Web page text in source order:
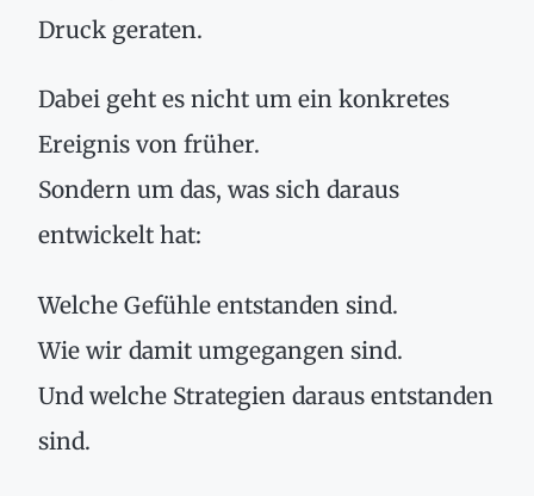
Druck geraten.
Dabei geht es nicht um ein konkretes
Ereignis von früher.
Sondern um das, was sich daraus
entwickelt hat:
Welche Gefühle entstanden sind.
Wie wir damit umgegangen sind.
Und welche Strategien daraus entstanden
sind.